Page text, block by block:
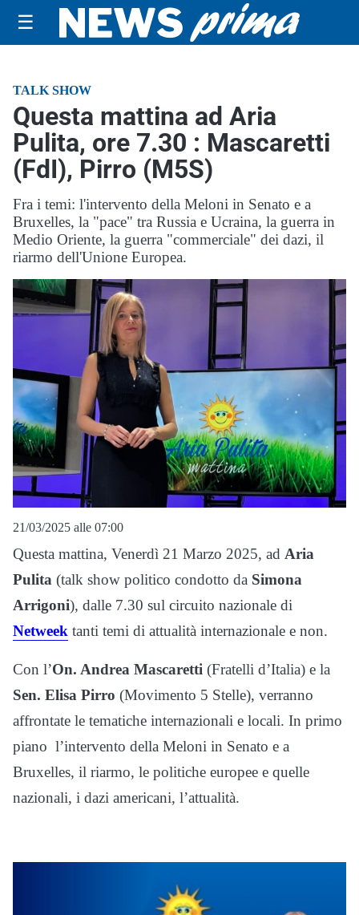
☰
TALK SHOW
Questa mattina ad Aria
Pulita, ore 7.30 : Mascaretti
(FdI), Pirro (M5S)
Fra i temi: l'intervento della Meloni in Senato e a
Bruxelles, la "pace" tra Russia e Ucraina, la guerra in
Medio Oriente, la guerra "commerciale" dei dazi, il
riarmo dell'Unione Europea.
21/03/2025 alle 07:00
Questa mattina, Venerdì 21 Marzo 2025, ad Aria
Pulita (talk show politico condotto da Simona
Arrigoni), dalle 7.30 sul circuito nazionale di
Netweek tanti temi di attualità internazionale e non.
Con l’On. Andrea Mascaretti (Fratelli d’Italia) e la
Sen. Elisa Pirro (Movimento 5 Stelle), verranno
affrontate le tematiche internazionali e locali. In primo
piano l’intervento della Meloni in Senato e a
Bruxelles, il riarmo, le politiche europee e quelle
nazionali, i dazi americani, l’attualità.